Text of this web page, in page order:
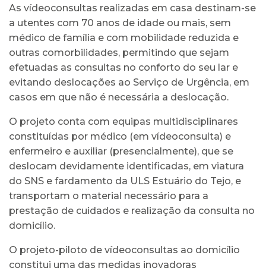
As vídeoconsultas realizadas em casa destinam-se
a utentes com 70 anos de idade ou mais, sem
médico de família e com mobilidade reduzida e
outras comorbilidades, permitindo que sejam
efetuadas as consultas no conforto do seu lar e
evitando deslocações ao Serviço de Urgência, em
casos em que não é necessária a deslocação.
O projeto conta com equipas multidisciplinares
constituídas por médico (em vídeoconsulta) e
enfermeiro e auxiliar (presencialmente), que se
deslocam devidamente identificadas, em viatura
do SNS e fardamento da ULS Estuário do Tejo, e
transportam o material necessário para a
prestação de cuidados e realização da consulta no
domicílio.
O projeto-piloto de vídeoconsultas ao domicílio
constitui uma das medidas inovadoras